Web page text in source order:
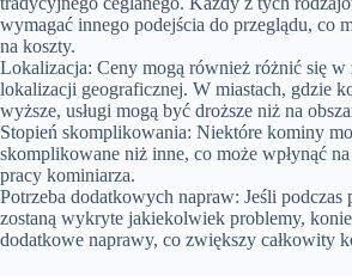
wymagać innego podejścia do przeglądu, co
na koszty.
Lokalizacja: Ceny mogą również różnić się w
lokalizacji geograficznej. W miastach, gdzie
wyższe, usługi mogą być droższe niż na
Stopień skomplikowania: Niektóre kominy
skomplikowane niż inne, co może wpłynąć
pracy kominiarza.
Potrzeba dodatkowych napraw: Jeśli podczas
zostaną wykryte jakiekolwiek problemy,
dodatkowe naprawy, co zwiększy całkowity